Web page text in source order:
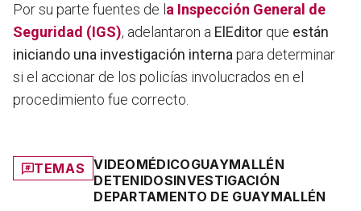
Por su parte fuentes de l a Inspección General de
Seguridad (IGS), adelantaron a ElEditor que están
iniciando una investigación internapara determinar
si el accionar de los policías involucrados en el
procedimiento fue correcto.
TEMAS VIDEOMÉDICOGUAYMALLÉN
DETENIDOSINVESTIGACIÓN
DEPARTAMENTO DE GUAYMALLÉN